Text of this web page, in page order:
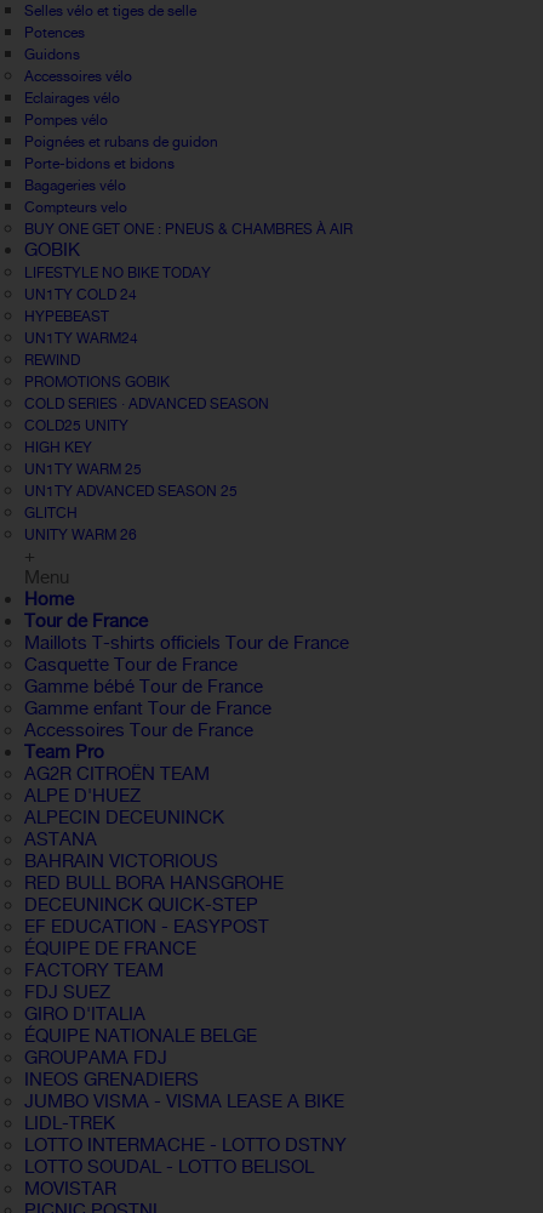
Selles vélo et tiges de selle
Potences
Guidons
Accessoires vélo
Eclairages vélo
Pompes vélo
Poignées et rubans de guidon
Porte-bidons et bidons
Bagageries vélo
Compteurs velo
BUY ONE GET ONE : PNEUS & CHAMBRES À AIR
GOBIK
LIFESTYLE NO BIKE TODAY
UN1TY COLD 24
HYPEBEAST
UN1TY WARM24
REWIND
PROMOTIONS GOBIK
COLD SERIES · ADVANCED SEASON
COLD25 UNITY
HIGH KEY
UN1TY WARM 25
UN1TY ADVANCED SEASON 25
GLITCH
UNITY WARM 26
+
Menu
Home
Tour de France
Maillots T-shirts officiels Tour de France
Casquette Tour de France
Gamme bébé Tour de France
Gamme enfant Tour de France
Accessoires Tour de France
Team Pro
AG2R CITROËN TEAM
ALPE D'HUEZ
ALPECIN DECEUNINCK
ASTANA
BAHRAIN VICTORIOUS
RED BULL BORA HANSGROHE
DECEUNINCK QUICK-STEP
EF EDUCATION - EASYPOST
ÉQUIPE DE FRANCE
FACTORY TEAM
FDJ SUEZ
GIRO D'ITALIA
ÉQUIPE NATIONALE BELGE
GROUPAMA FDJ
INEOS GRENADIERS
JUMBO VISMA - VISMA LEASE A BIKE
LIDL-TREK
LOTTO INTERMACHE - LOTTO DSTNY
LOTTO SOUDAL - LOTTO BELISOL
MOVISTAR